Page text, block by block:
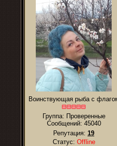
Воинствующая рыба с
Группа: Проверенные
Сообщений: 45040
Репутация: 19
Статус: Offline